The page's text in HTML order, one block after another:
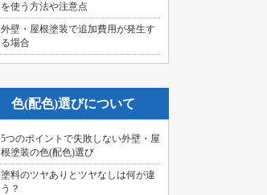
を使う方法や注意点
外壁・屋根塗装で追加費用が発生す
る場合
色(配色)選びについて
5つのポイントで失敗しない外壁・屋
根塗装の色(配色)選び
塗料のツヤありとツヤなしは何が違
う？